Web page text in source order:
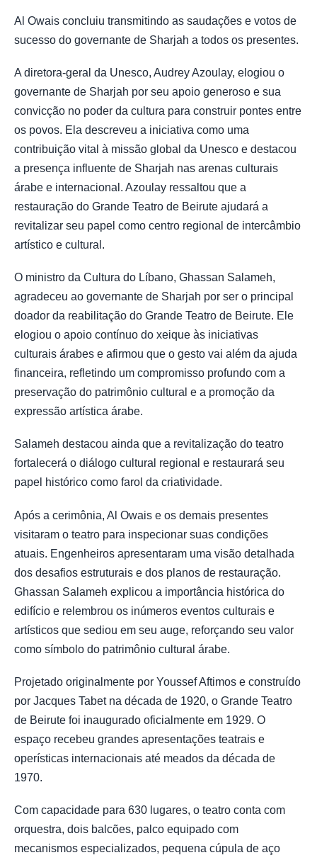
Al Owais concluiu transmitindo as saudações e votos de
sucesso do governante de Sharjah a todos os presentes.
A diretora-geral da Unesco, Audrey Azoulay, elogiou o
governante de Sharjah por seu apoio generoso e sua
convicção no poder da cultura para construir pontes entre
os povos. Ela descreveu a iniciativa como uma
contribuição vital à missão global da Unesco e destacou
a presença influente de Sharjah nas arenas culturais
árabe e internacional. Azoulay ressaltou que a
restauração do Grande Teatro de Beirute ajudará a
revitalizar seu papel como centro regional de intercâmbio
artístico e cultural.
O ministro da Cultura do Líbano, Ghassan Salameh,
agradeceu ao governante de Sharjah por ser o principal
doador da reabilitação do Grande Teatro de Beirute. Ele
elogiou o apoio contínuo do xeique às iniciativas
culturais árabes e afirmou que o gesto vai além da ajuda
financeira, refletindo um compromisso profundo com a
preservação do patrimônio cultural e a promoção da
expressão artística árabe.
Salameh destacou ainda que a revitalização do teatro
fortalecerá o diálogo cultural regional e restaurará seu
papel histórico como farol da criatividade.
Após a cerimônia, Al Owais e os demais presentes
visitaram o teatro para inspecionar suas condições
atuais. Engenheiros apresentaram uma visão detalhada
dos desafios estruturais e dos planos de restauração.
Ghassan Salameh explicou a importância histórica do
edifício e relembrou os inúmeros eventos culturais e
artísticos que sediou em seu auge, reforçando seu valor
como símbolo do patrimônio cultural árabe.
Projetado originalmente por Youssef Aftimos e construído
por Jacques Tabet na década de 1920, o Grande Teatro
de Beirute foi inaugurado oficialmente em 1929. O
espaço recebeu grandes apresentações teatrais e
operísticas internacionais até meados da década de
1970.
Com capacidade para 630 lugares, o teatro conta com
orquestra, dois balcões, palco equipado com
mecanismos especializados, pequena cúpula de aço